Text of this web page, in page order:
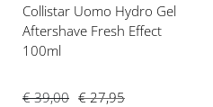
Collistar Uomo Hydro Gel
Aftershave Fresh Effect
100ml
€ 39,00 € 27,95